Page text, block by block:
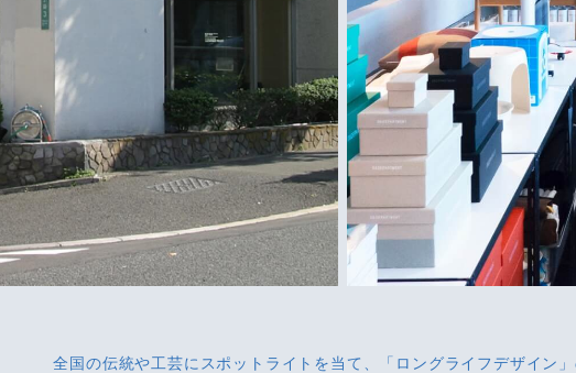
全国の伝統や工芸にスポットライトを当て、「ロングライフデザイン